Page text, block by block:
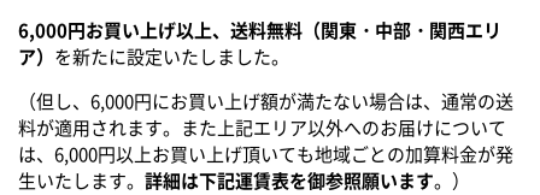
6,000円お買い上げ以上、送料無料（関東・中部・関西エリ
ア） を新たに設定いたしました。
（但し、6,000円にお買い上げ額が満たない場合は、通常の送
料が適用されます。また上記エリア以外へのお届けについて
は、6,000円以上お買い上げ頂いても地域ごとの加算料金が発
生いたします。 詳細は下記運賃表を御参照願います。）